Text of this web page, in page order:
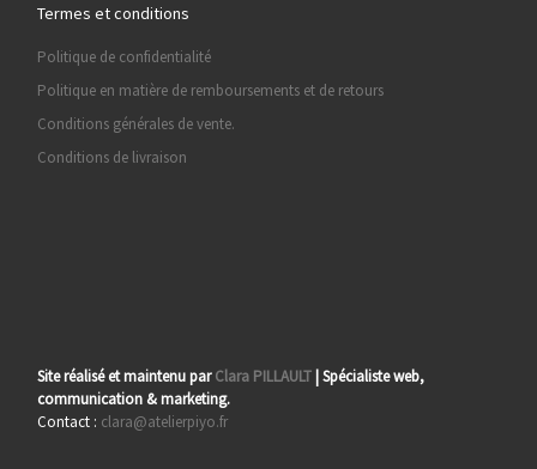
Termes et conditions
Politique de confidentialité
Politique en matière de remboursements et de retours
Conditions générales de vente.
Conditions de livraison
Site réalisé et maintenu parClara PILLAULT | Spécialiste web,
communication & marketing.
Contact : clara@atelierpiyo.fr